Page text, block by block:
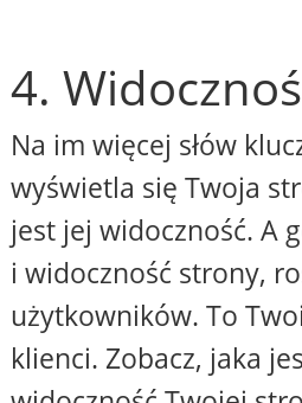
4.
Na im więcej słów
wyświetla się Twoja
jest jej widoczność. A
i widoczność strony,
użytkowników. To
klienci. Zobacz, jaka